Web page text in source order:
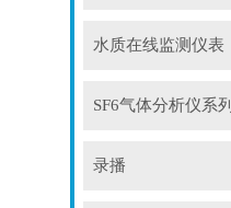
水质在线监测仪表
SF6气体分析仪系列
录播